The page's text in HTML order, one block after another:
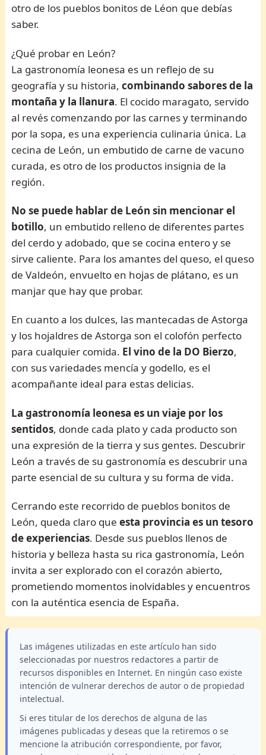
otro de los pueblos bonitos de Léon que debías
saber.
¿Qué probar en León?
La gastronomía leonesa es un reflejo de su
geografía y su historia,combinando sabores de la
montaña y la llanura. El cocido maragato, servido
al revés comenzando por las carnes y terminando
por la sopa, es una experiencia culinaria única. La
cecina de León, un embutido de carne de vacuno
curada, es otro de los productos insignia de la
región.
No se puede hablar de León sin mencionar el
botillo, un embutido relleno de diferentes partes
del cerdo y adobado, que se cocina entero y se
sirve caliente. Para los amantes del queso, el queso
de Valdeón, envuelto en hojas de plátano, es un
manjar que hay que probar.
En cuanto a los dulces, las mantecadas de Astorga
y los hojaldres de Astorga son el colofón perfecto
para cualquier comida. El vino de la DO Bierzo,
con sus variedades mencía y godello, es el
acompañante ideal para estas delicias.
La gastronomía leonesa es un viaje por los
sentidos, donde cada plato y cada producto son
una expresión de la tierra y sus gentes. Descubrir
León a través de su gastronomía es descubrir una
parte esencial de su cultura y su forma de vida.
Cerrando este recorrido de pueblos bonitos de
León, queda claro queesta provincia es un tesoro
de experiencias. Desde sus pueblos llenos de
historia y belleza hasta su rica gastronomía, León
invita a ser explorado con el corazón abierto,
prometiendo momentos inolvidables y encuentros
con la auténtica esencia de España.
Las imágenes utilizadas en este artículo han sido
seleccionadas por nuestros redactores a partir de
recursos disponibles en Internet. En ningún caso existe
intención de vulnerar derechos de autor o de propiedad
intelectual.
Si eres titular de los derechos de alguna de las
imágenes publicadas y deseas que la retiremos o se
mencione la atribución correspondiente, por favor,